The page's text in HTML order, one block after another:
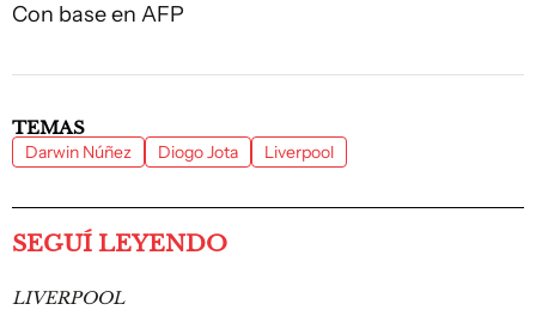
Con base en AFP
TEMAS
Darwin Núñez Diogo Jota Liverpool
SEGUÍ LEYENDO
LIVERPOOL